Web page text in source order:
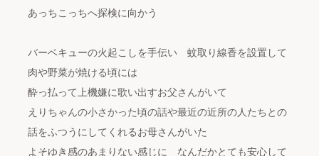
あっちこっちへ探検に向かう
バーベキューの火起こしを手伝い 蚊取り線香を設置して
肉や野菜が焼ける頃には
酔っ払って上機嫌に歌い出すお父さんがいて
えりちゃんの小さかった頃の話や最近の近所の人たちとの
話をふつうにしてくれるお母さんがいた
よそゆき感のあまりない感じに なんだかとても安心して